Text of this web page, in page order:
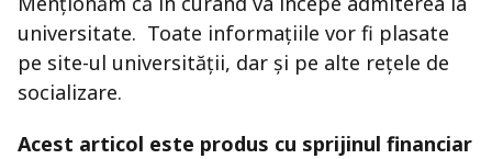
universitate. Toate informațiile vor fi plasate
pe site-ul universității, dar și pe alte rețele de
socializare.
Acest articol este produs cu sprijinul financiar